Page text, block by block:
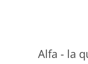
Alfa - la